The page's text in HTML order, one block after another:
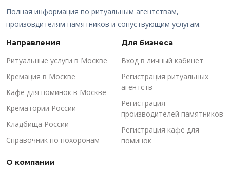
Полная информация по ритуальным агентствам,
произовдителям памятников и сопуствующим услугам.
Направления
Ритуальные услуги в Москве
Кремация в Москве
Кафе для поминок в Москве
Крематории России
Кладбища России
Справочник по похоронам
Для бизнеса
Вход в личный кабинет
Регистрация ритуальных
агентств
Регистрация
производителей памятников
Регистрация кафе для
поминок
О компании